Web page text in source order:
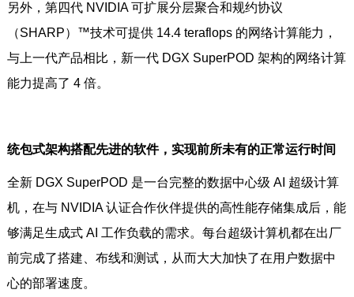
另外，第四代 NVIDIA 可扩展分层聚合和规约协议
（SHARP）™技术可提供 14.4 teraflops 的网络计算能力，
与上一代产品相比，新一代 DGX SuperPOD 架构的网络计算
能力提高了 4 倍。
统包式架构搭配先进的软件，实现前所未有的正常运行时间
全新 DGX SuperPOD 是一台完整的数据中心级 AI 超级计算
机，在与 NVIDIA 认证合作伙伴提供的高性能存储集成后，能
够满足生成式 AI 工作负载的需求。每台超级计算机都在出厂
前完成了搭建、布线和测试，从而大大加快了在用户数据中
心的部署速度。